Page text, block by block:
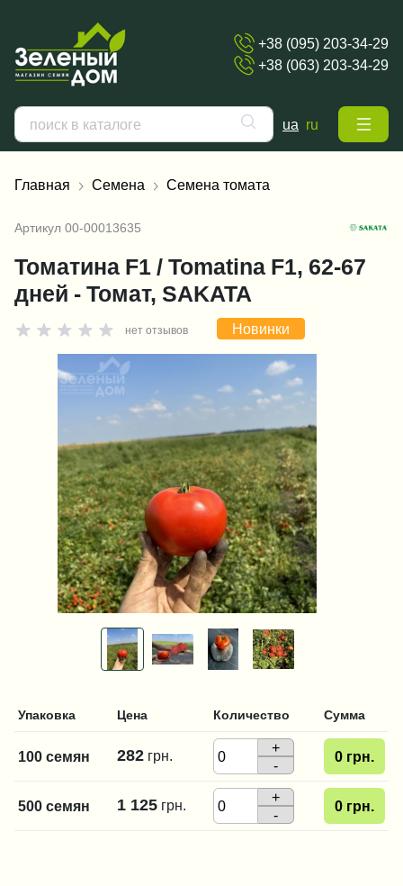
+38 (095) 203-34-29
+38 (063) 203-34-29
ua ru
Главная Семена Семена томата
Артикул 00-00013635
Томатина F1 / Tomatina F1, 62-67
дней - Томат, SAKATA
нет отзывов Новинки
Упаковка Цена Количество Сумма
100 семян 282 грн.
+
-
0 грн.
500 семян 1 125 грн.
+
-
0 грн.